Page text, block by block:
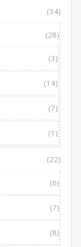
(34)
(28)
(3)
(14)
(7)
(1)
(22)
(6)
(7)
(8)